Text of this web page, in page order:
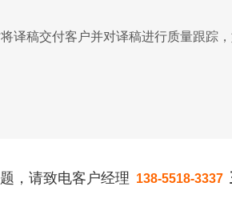
译稿交付客户并对译稿进行质量跟踪
，请致电客户经理 138-5518-3337